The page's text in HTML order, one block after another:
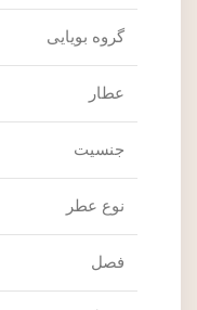
گروه بویایی
عطار
جنسیت
نوع عطر
فصل